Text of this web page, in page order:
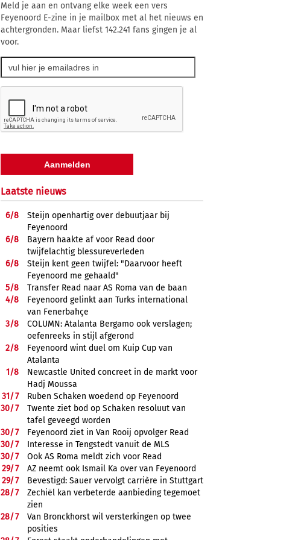
Meld je aan en ontvang elke week een vers
Feyenoord E-zine in je mailbox met al het nieuws en
achtergronden. Maar liefst 142.241 fans gingen je al
voor.
Laatste nieuws
6/8
Steijn openhartig over debuutjaar bij
Feyenoord
6/8
Bayern haakte af voor Read door
twijfelachtig blessureverleden
6/8
Steijn kent geen twijfel: "Daarvoor heeft
Feyenoord me gehaald"
5/8
Transfer Read naar AS Roma van de baan
4/8
Feyenoord gelinkt aan Turks international
van Fenerbahçe
3/8
COLUMN: Atalanta Bergamo ook verslagen;
oefenreeks in stijl afgerond
2/8
Feyenoord wint duel om Kuip Cup van
Atalanta
1/8
Newcastle United concreet in de markt voor
Hadj Moussa
31/7
Ruben Schaken woedend op Feyenoord
30/7
Twente ziet bod op Schaken resoluut van
tafel geveegd worden
30/7
Feyenoord ziet in Van Rooij opvolger Read
30/7
Interesse in Tengstedt vanuit de MLS
30/7
Ook AS Roma meldt zich voor Read
29/7
AZ neemt ook Ismail Ka over van Feyenoord
29/7
Bevestigd: Sauer vervolgt carrière in Stuttgart
28/7
Zechiël kan verbeterde aanbieding tegemoet
zien
28/7
Van Bronckhorst wil versterkingen op twee
posities